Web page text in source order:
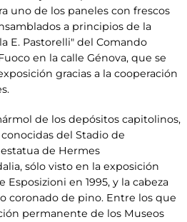
uno de los paneles con frescos
a principios de la
E. Pastorelli" del Comando
en la calle Génova, que se
gracias a la cooperación
de los depósitos capitolinos,
del Stadio de
de Hermes
sólo visto en la exposición
Esposizioni en 1995, y la cabeza
coronado de pino. Entre los que
permanente de los Museos